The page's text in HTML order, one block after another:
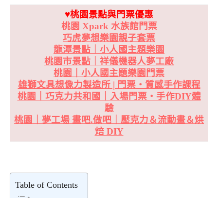
♥桃園景點與門票優惠
桃園 Xpark 水族館門票
巧虎夢想樂園親子套票
龍潭景點｜小人國主題樂園
桃園市景點｜祥儀機器人夢工廠
桃園｜小人國主題樂園門票
雄獅文具想像力製造所 | 門票・質感手作課程
桃園｜巧克力共和國｜入場門票・手作DIY體
驗
桃園｜夢工場 畫吧.做吧｜壓克力＆流動畫＆烘
焙 DIY
Table of Contents